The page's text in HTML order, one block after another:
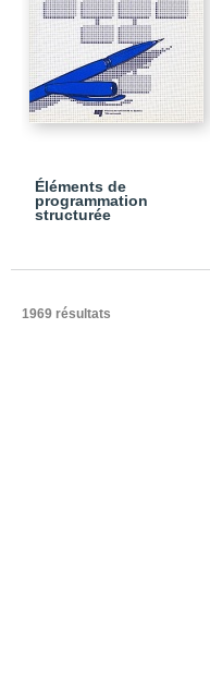
Éléments de
programmation
structurée
1969 résultats